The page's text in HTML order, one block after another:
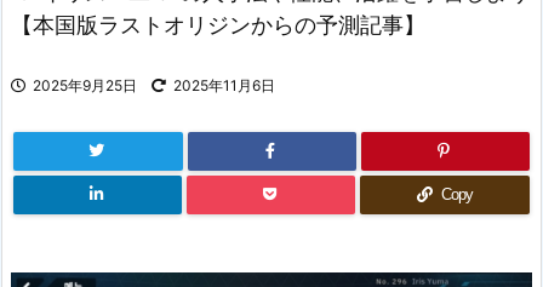
【本国版ラストオリジンからの予測記事】
2025年9月25日 2025年11月6日
Copy